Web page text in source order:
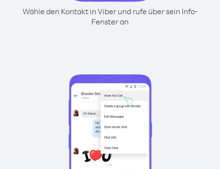
Wähle den Kontakt in Viber und rufe über sein Info-
Fenster an